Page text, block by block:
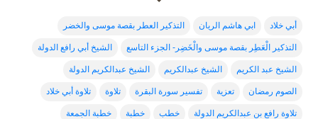
أبي خلاد ابي هاشم الريان التذكير العطر بقصة موسى والخضر
التذكير الْعَطِر بقصة موسى والْخَضِر- الجزء التاسع الشيخ أبي رافع الدولة
الشيخ عبد الكريم الشيخ عبدالكريم الشيخ عبدالكريم الدولة
الصوم رمضان تعزية تفسير سورة البقرة تلاوة تلاوة أبي خلاد
تلاوة رافع بن عبدالكريم الدولة خطب خطبة خطبة الجمعة